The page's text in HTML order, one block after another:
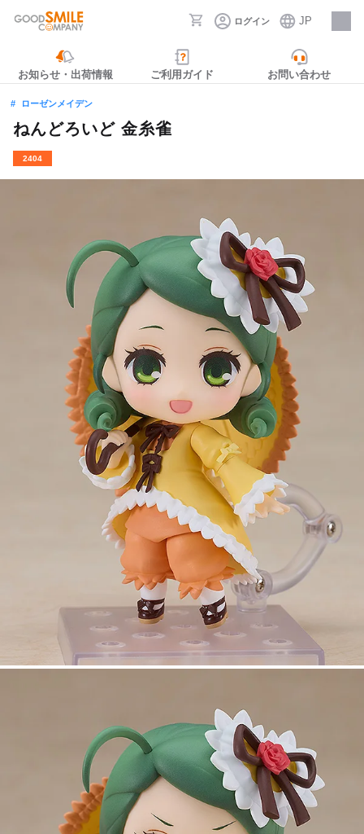
ログイン JP
採用情報
お知らせ・出荷情報 ご利用ガイド お問い合わせ
ローゼンメイデン
ねんどろいど 金糸雀
2404